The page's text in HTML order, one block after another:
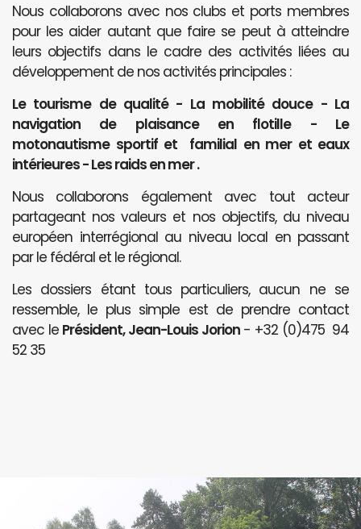
Nous collaborons avec nos clubs et ports membres
pour les aider autant que faire se peut à atteindre
leurs objectifs dans le cadre des activités liées au
développement de nos activités principales :
Le tourisme de qualité - La mobilité douce - La
navigation de plaisance en flotille - Le
motonautisme sportif et familial en mer et eaux
intérieures - Les raids en mer .
Nous collaborons également avec tout acteur
partageant nos valeurs et nos objectifs, du niveau
européen interrégional au niveau local en passant
par le fédéral et le régional.
Les dossiers étant tous particuliers, aucun ne se
ressemble, le plus simple est de prendre contact
avec le Président, Jean-Louis Jorion- +32 (0)475 94
52 35